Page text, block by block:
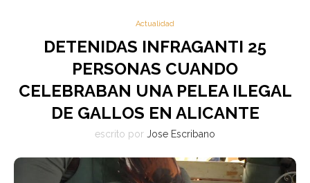
Actualidad
DETENIDAS INFRAGANTI 25
PERSONAS CUANDO
CELEBRABAN UNA PELEA ILEGAL
DE GALLOS EN ALICANTE
escrito por Jose Escribano